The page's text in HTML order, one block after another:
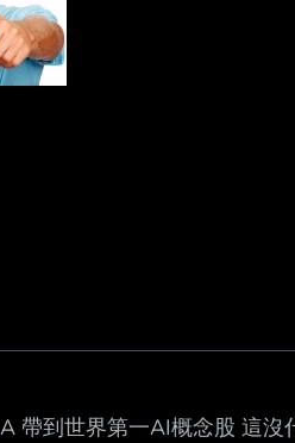
帶到世界第一AI概念股 這沒